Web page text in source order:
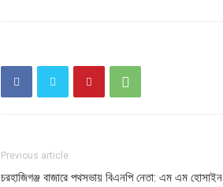
Previous article
চরহাজিগঞ্জ বাজারে পথসভায় বিএনপি নেতা: এম এম হোসাইন